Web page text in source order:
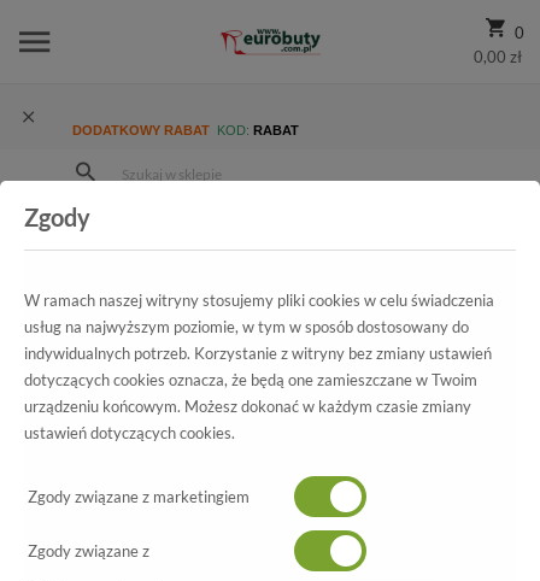
0
0,00 zł
DODATKOWY RABAT KOD: RABAT
Ekskluzywne
Kolekcja Męska
Półbuty Wizytowe
Wszystkie produkty
John Doubare A82-C03-P38 Brown
Zgody
W ramach naszej witryny stosujemy pliki cookies w celu świadczenia
usług na najwyższym poziomie, w tym w sposób dostosowany do
indywidualnych potrzeb. Korzystanie z witryny bez zmiany ustawień
dotyczących cookies oznacza, że będą one zamieszczane w Twoim
urządzeniu końcowym. Możesz dokonać w każdym czasie zmiany
ustawień dotyczących cookies.
Zgody związane z marketingiem
Zgody związane z